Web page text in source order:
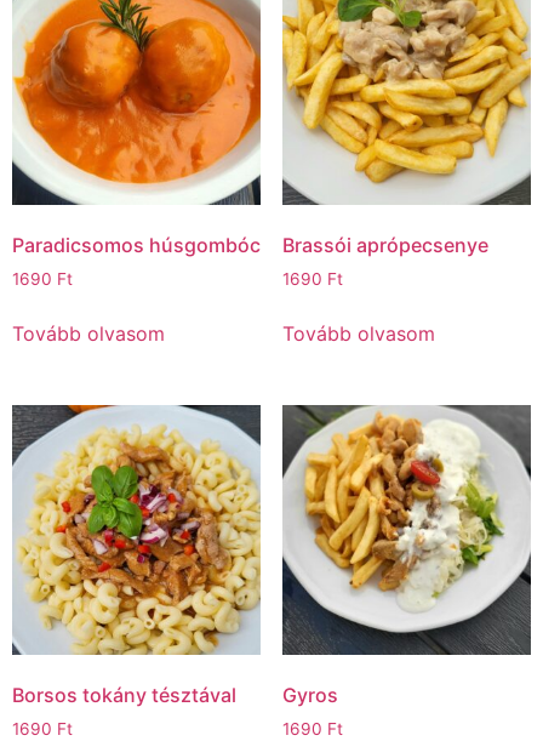
Paradicsomos húsgombóc
1690 Ft
Tovább olvasom
Brassói aprópecsenye
1690 Ft
Tovább olvasom
Borsos tokány tésztával
1690 Ft
Gyros
1690 Ft